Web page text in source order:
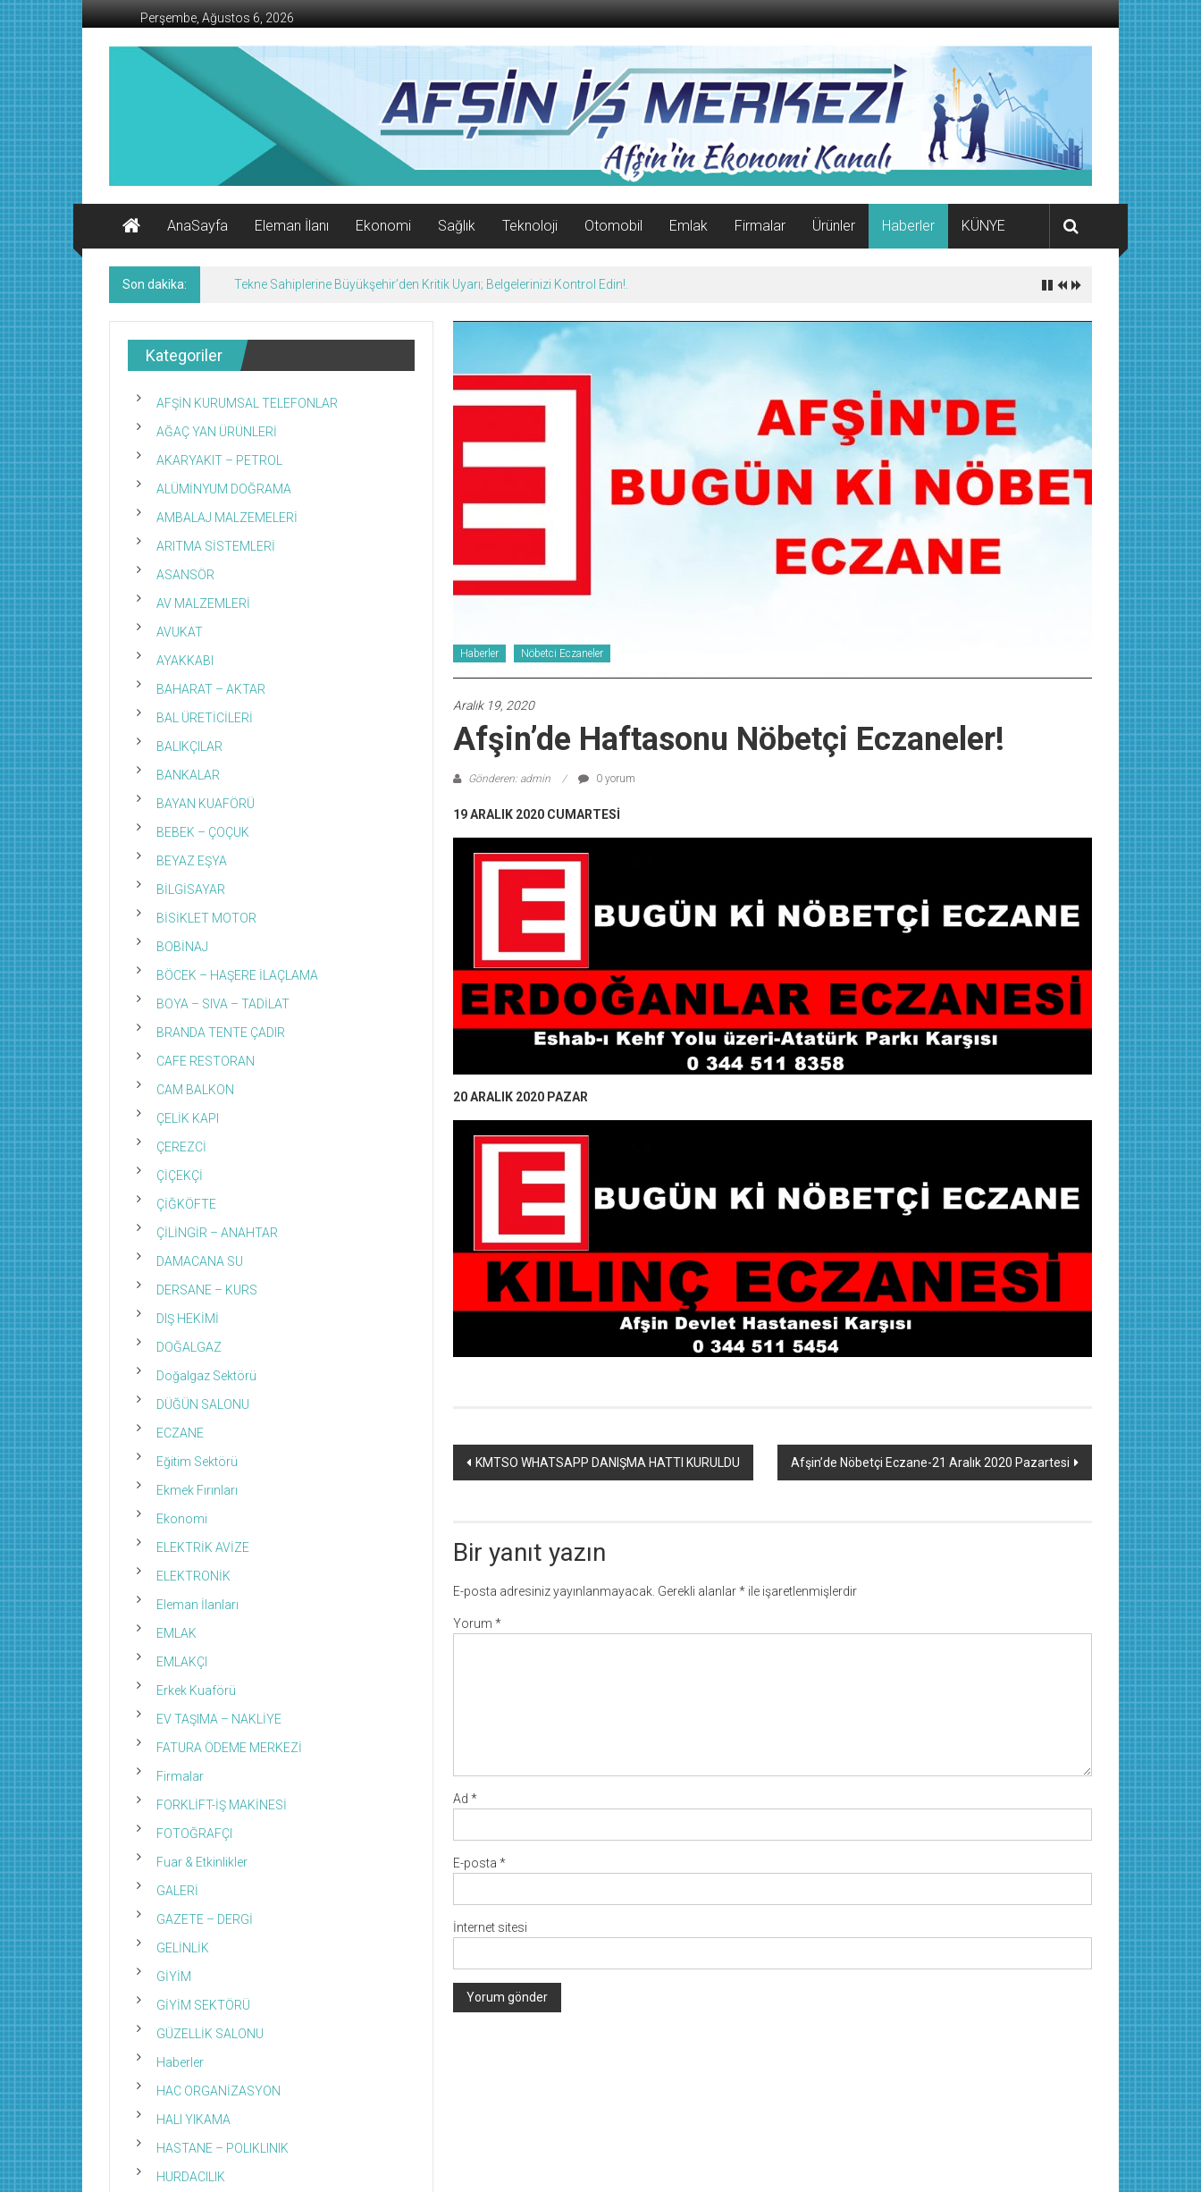
İçeriğe
geç
Perşembe, Ağustos 6, 2026
AFŞİN
Ekonomi
Kanalı
AnaSayfa
Eleman İlanı Ekonomi Sağlık Teknoloji Otomobil Emlak Firmalar Ürünler Haberler KÜNYE
Son dakika: Tekne Sahiplerine Büyükşehir’den Kritik Uyarı; Belgelerinizi Kontrol Edin!.
Haberler Nöbetci Eczaneler
Aralık 19, 2020
Afşin’de Haftasonu Nöbetçi Eczaneler!
Gönderen: admin 0 yorum
19 ARALIK 2020 CUMARTESİ
20 ARALIK 2020 PAZAR
Yazı
KMTSO WHATSAPP DANIŞMA HATTI KURULDU Afşin’de Nöbetçi Eczane-21 Aralık 2020 Pazartesi
Bir yanıt yazın
E-posta adresiniz yayınlanmayacak. Gerekli alanlar* ile işaretlenmişlerdir
Yorum *
Ad *
E-posta *
İnternet sitesi
Kategoriler
AFŞİN KURUMSAL TELEFONLAR
AĞAÇ YAN ÜRÜNLERİ
AKARYAKIT – PETROL
ALÜMİNYUM DOĞRAMA
AMBALAJ MALZEMELERİ
ARITMA SİSTEMLERİ
ASANSÖR
AV MALZEMLERİ
AVUKAT
AYAKKABI
BAHARAT – AKTAR
BAL ÜRETİCİLERİ
BALIKÇILAR
BANKALAR
BAYAN KUAFÖRÜ
BEBEK – ÇOÇUK
BEYAZ EŞYA
BİLGİSAYAR
BİSİKLET MOTOR
BOBİNAJ
BÖCEK – HAŞERE İLAÇLAMA
BOYA – SIVA – TADİLAT
BRANDA TENTE ÇADIR
CAFE RESTORAN
CAM BALKON
ÇELİK KAPI
ÇEREZCİ
ÇİÇEKÇİ
ÇİĞKÖFTE
ÇİLİNGİR – ANAHTAR
DAMACANA SU
DERSANE – KURS
DIŞ HEKİMİ
DOĞALGAZ
Doğalgaz Sektörü
DÜĞÜN SALONU
ECZANE
Eğitim Sektörü
Ekmek Fırınları
Ekonomi
ELEKTRİK AVİZE
ELEKTRONİK
Eleman İlanları
EMLAK
EMLAKÇI
Erkek Kuaförü
EV TAŞIMA – NAKLİYE
FATURA ÖDEME MERKEZİ
Firmalar
FORKLİFT-İŞ MAKİNESİ
FOTOĞRAFÇI
Fuar & Etkinlikler
GALERİ
GAZETE – DERGİ
GELİNLİK
GİYİM
GİYİM SEKTÖRÜ
GÜZELLİK SALONU
Haberler
HAC ORGANİZASYON
HALI YIKAMA
HASTANE – POLIKLINIK
HURDACILIK